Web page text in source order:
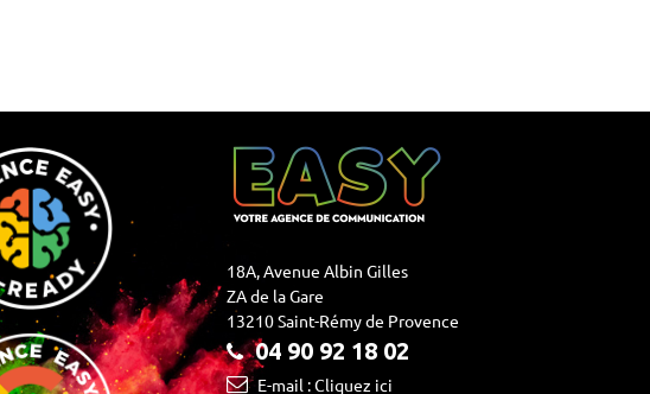
18A, Avenue Albin Gilles
ZA de la Gare
13210 Saint-Rémy de Provence
04 90 92 18 02
E-mail : Cliquez ici